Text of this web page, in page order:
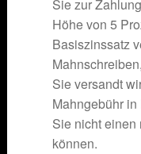
Sie zur
Höhe von 5
Basiszinssatz
Sie versandt
Mahngebühr
Sie nicht
können.